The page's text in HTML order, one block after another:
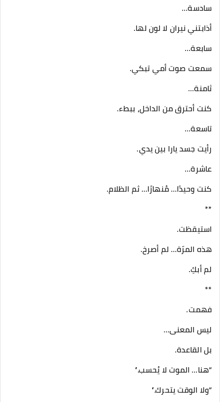
سادسة…
أذابتني نيران لا لون لها.
سابعة…
سمعت صوت أمي تبكي.
ثامنة…
كنت أحترق من الداخل، ببطء.
تاسعة…
رأيت جسد يارا بين يدي.
عاشرة…
كنت وحيدًا… مُنهارًا… ثم الظلام.
**
استيقظت.
هذه المرّة… لم أصرخ.
لم أبكِ.
**
فهمت.
ليس المعنى…
بل القاعدة.
“هنا… الموت لا يُحسب.”
“ولا الوقت يتحرك.”